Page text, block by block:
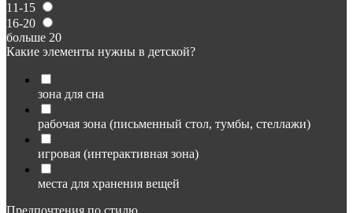
11-15
16-20
больше 20
Какие элементы нужны в детской?
зона для сна
рабочая зона (письменный стол, тумбы, стеллажи)
игровая (интерактивная зона)
места для хранения вещей